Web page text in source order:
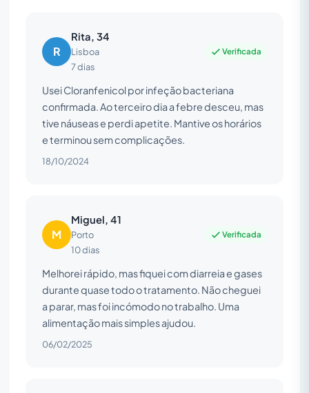
R
Rita, 34
Lisboa
7 dias
Verificada
Usei Cloranfenicol por infeção bacteriana
confirmada. Ao terceiro dia a febre desceu, mas
tive náuseas e perdi apetite. Mantive os horários
e terminou sem complicações.
18/10/2024
M
Miguel, 41
Porto
10 dias
Verificada
Melhorei rápido, mas fiquei com diarreia e gases
durante quase todo o tratamento. Não cheguei
a parar, mas foi incómodo no trabalho. Uma
alimentação mais simples ajudou.
06/02/2025